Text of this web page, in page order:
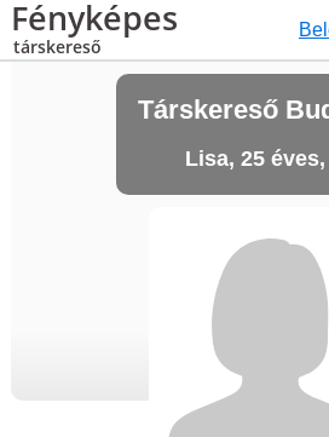
Fényképes
társkereső
Társkereső
Lisa, 25